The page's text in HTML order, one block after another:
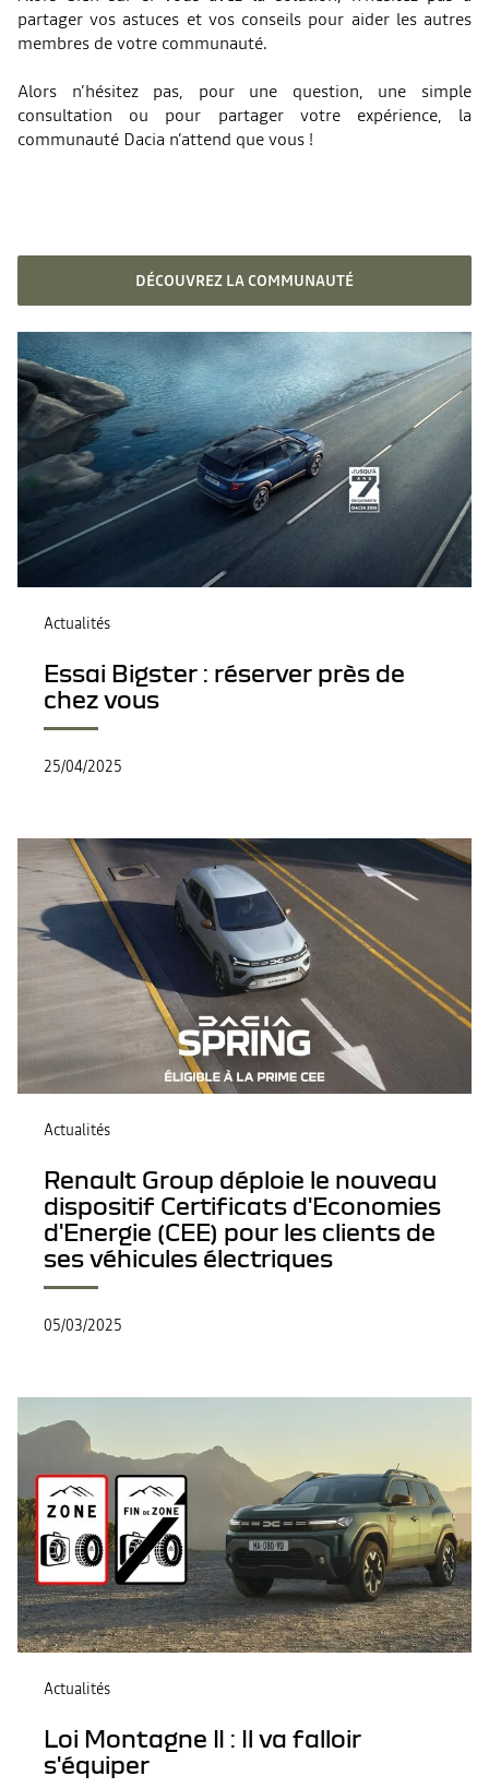
partager vos astuces et vos conseils pour aider les autres
membres de votre communauté.
Alors n’hésitez pas, pour une question, une simple
consultation ou pour partager votre expérience, la
communauté Dacia n’attend que vous !
DÉCOUVREZ LA COMMUNAUTÉ
Actualités
Essai Bigster : réserver près de
chez vous
25/04/2025
Actualités
Renault Group déploie le nouveau
dispositif Certificats d'Economies
d'Energie (CEE) pour les clients de
ses véhicules électriques
05/03/2025
Actualités
Loi Montagne II : Il va falloir
s'équiper